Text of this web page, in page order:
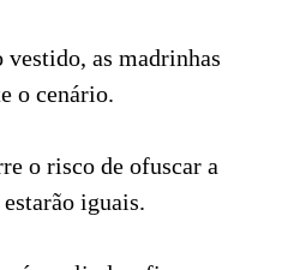
vestido, as madrinhas
o cenário.
o risco de ofuscar a
iguais.